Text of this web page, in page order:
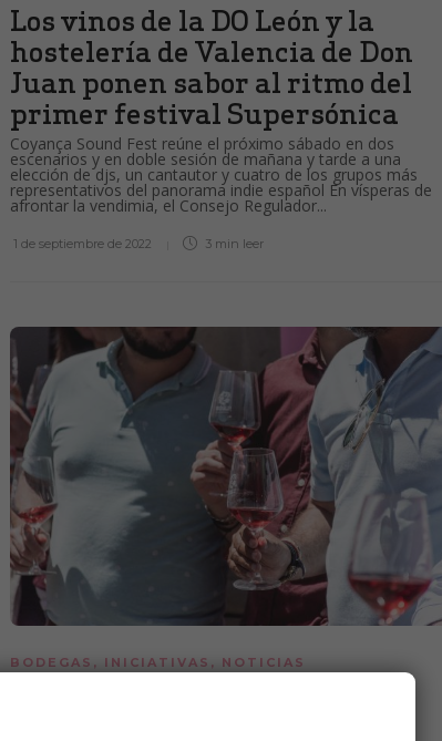
Los vinos de la DO León y la
hostelería de Valencia de Don
Juan ponen sabor al ritmo del
primer festival Supersónica
Coyança Sound Fest reúne el próximo sábado en dos
escenarios y en doble sesión de mañana y tarde a una
elección de djs, un cantautor y cuatro de los grupos más
representativos del panorama indie español En vísperas de
afrontar la vendimia, el Consejo Regulador...
1 de septiembre de 2022 3 min leer
BODEGAS , INICIATIVAS , NOTICIAS